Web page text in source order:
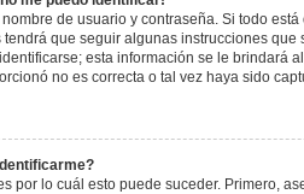
de usuario y contraseña. Si todo
tendrá que seguir algunas instrucciones
esta información se le brindará
no es correcta o tal vez haya sido
por lo cuál esto puede suceder. Primero,